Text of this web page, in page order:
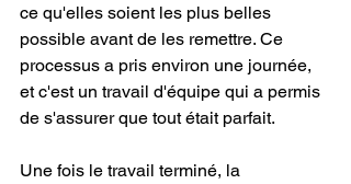
ce qu'elles soient les plus belles
possible avant de les remettre. Ce
processus a pris environ une journée,
et c'est un travail d'équipe qui a permis
de s'assurer que tout était parfait.
Une fois le travail terminé, la